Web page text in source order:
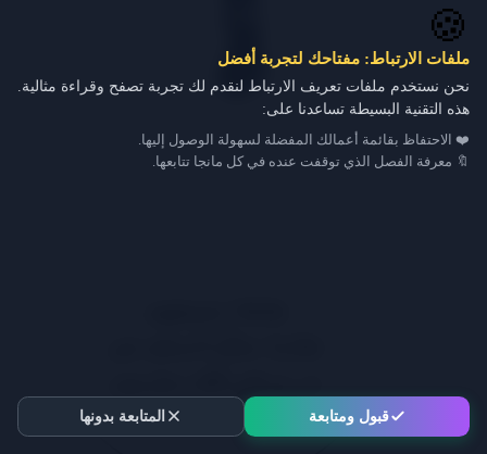
🍪
ملفات الارتباط: مفتاحك لتجربة أفضل
نحن نستخدم ملفات تعريف الارتباط لنقدم لك تجربة تصفح وقراءة مثالية.
هذه التقنية البسيطة تساعدنا على:
❤️ الاحتفاظ بقائمة أعمالك المفضلة لسهولة الوصول إليها.
🔖 معرفة الفصل الذي توقفت عنده في كل مانجا تتابعها.
قبول ومتابعة المتابعة بدونها